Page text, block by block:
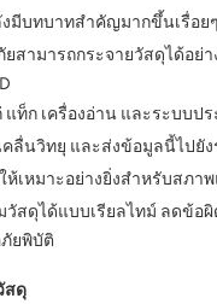
บทบาทสำคัญมากขึ้นเรื่อย
สามารถกระจายวัสดุได้อย่
ท็ก เครื่องอ่าน และระบ
ลื่นวิทยุ และส่งข้อมูลนี้ไปยั
ห้เหมาะอย่างยิ่งสำหรับส
สดุได้แบบเรียลไทม์ ลดข้
ภัยพิบัติ
สดุ